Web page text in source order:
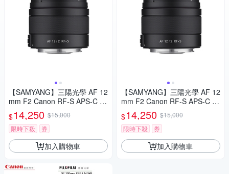
【SAMYANG】三陽光學 AF 12
mm F2 Canon RF-S APS-C 自
動對焦鏡頭 公司貨
$14,250 $15,000
限時下殺
券
加入購物車
【SAMYANG】三陽光學 AF 12
mm F2 Canon RF-S APS-C 自
動對焦鏡頭 公司貨
$14,250 $15,000
限時下殺
券
加入購物車